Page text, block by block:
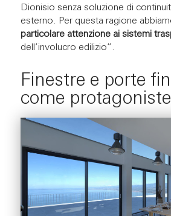
Dionisio senza soluzione di
esterno. Per questa ragione
particolare attenzione ai sistemi
dell’involucro edilizio”.
Finestre e porte
come protagoniste